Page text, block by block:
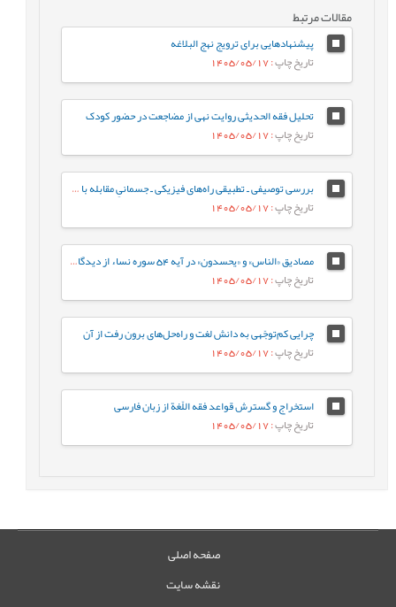
مقالات مرتبط
پیشنهادهایی برای ترویج نهج البلاغه
تاریخ چاپ: 1405/05/17
تحلیل فقه الحدیثی روایت نهی از مضاجعت در حضور کودک
تاریخ چاپ: 1405/05/17
بررسی توصیفی ـ تطبیقی راه‌های فیزیکی ـ جسمانیِ مقابله با پیسکوز بر اساس گزاره¬های دینی و روان‌شناسی
تاریخ چاپ: 1405/05/17
مصادیق «الناس» و «یحسدون» در آیه 54 سوره نساء از دیدگاه فریقین
تاریخ چاپ: 1405/05/17
چرایی کم‌توجّهی به دانش لغت و راه‌حل‌های برون رفت از آن
تاریخ چاپ: 1405/05/17
استخراج و گسترش قواعد فقه اللّغة از زبان فارسی
تاریخ چاپ: 1405/05/17
صفحه اصلی
نقشه سایت